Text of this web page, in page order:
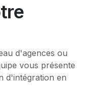
d'agences ou
vous présente
d'intégration en